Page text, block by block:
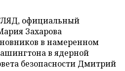
официальный
Захарова
в намеренном
в ядерной
безопасности Дмитрий